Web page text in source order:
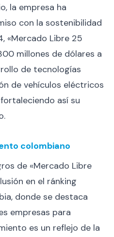
la empresa ha
con la sostenibilidad
«Mercado Libre 25
millones de dólares a
de tecnologías
de vehículos eléctricos
así su
colombiano
de «Mercado Libre
en el ránking
donde se destaca
empresas para
es un reflejo de la